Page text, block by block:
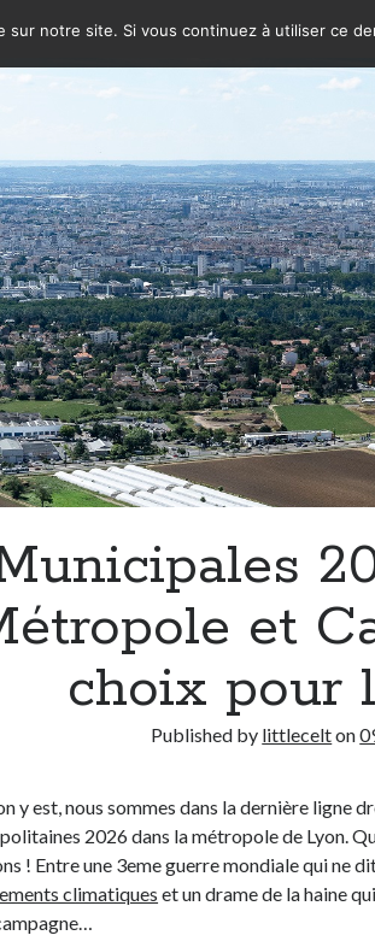
et
choix pour
Published by littlecelton
y est, nous sommes dans la dernière ligne
2026 dans la métropole de Lyon.
! Entre une 3eme guerre mondiale qui ne
climatiques et un drame de la haine
notre site. Si vous continuez à utiliser ce